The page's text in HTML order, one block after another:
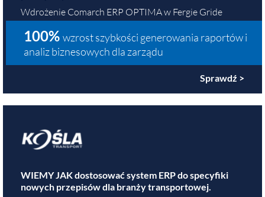
Wdrożenie Comarch ERP OPTIMA w Fergie Gride
100% wzrost szybkości generowania raportów i
analiz biznesowych dla zarządu
Sprawdź >
WIEMY JAK dostosować system ERP do specyfiki
nowych przepisów dla branży transportowej.